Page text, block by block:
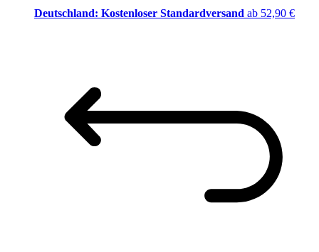
Deutschland: Kostenloser Standardversand ab 52,90 €